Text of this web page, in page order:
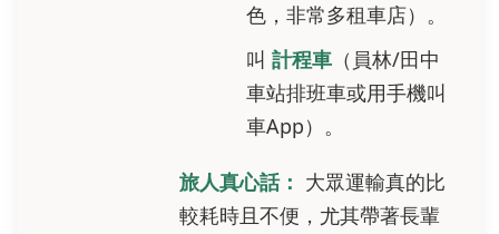
色，非常多租車店）。
叫 計程車 （員林/田中
車站排班車或用手機叫
車App）。
旅人真心話： 大眾運輸真的比
較耗時且不便，尤其帶著長輩